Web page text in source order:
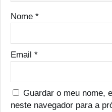
Nome *
Email *
Guardar o meu nome,
neste navegador para a